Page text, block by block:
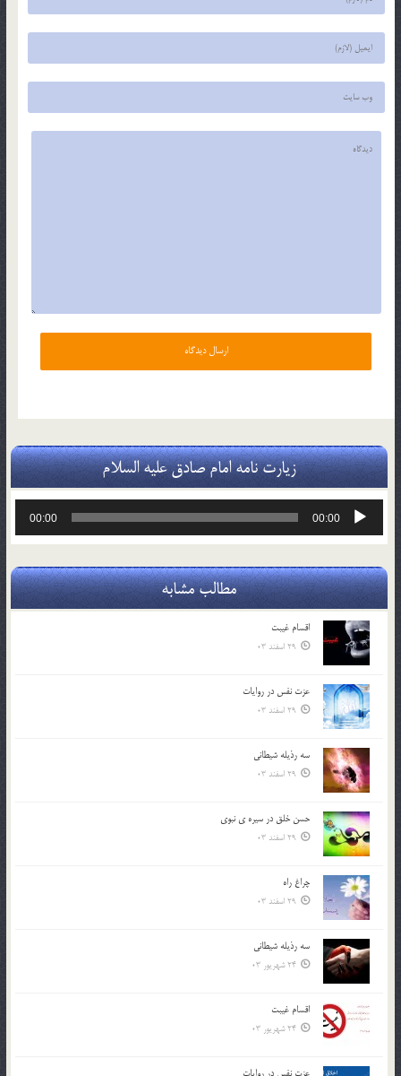
زیارت نامه امام صادق علیه السلام
پخش‌کننده
00:00
00:00
مطالب مشابه
اقسام غيبت
29 اسفند 03
عزت نفس در روايات
29 اسفند 03
سه رذیله شیطانی
29 اسفند 03
حسن خلق در سيره ي نبوي
29 اسفند 03
چراغ راه
29 اسفند 03
سه رذیله شیطانی
24 شهریور 03
اقسام غيبت
24 شهریور 03